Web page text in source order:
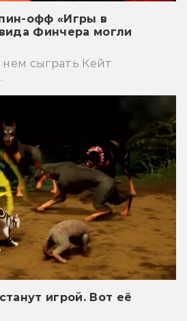
офф «Игры в
Финчера могли
сыграть Кейт
игрой. Вот её